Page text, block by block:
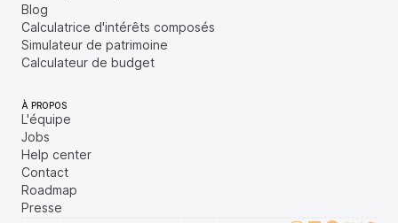
Blog
Calculatrice d'intérêts composés
Simulateur de patrimoine
Calculateur de budget
À PROPOS
L'équipe
Jobs
Help center
Contact
Roadmap
Presse